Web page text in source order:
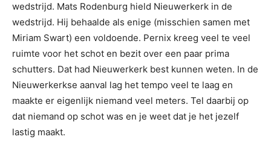
wedstrijd. Mats Rodenburg hield Nieuwerkerk in de
wedstrijd. Hij behaalde als enige (misschien samen met
Miriam Swart) een voldoende. Pernix kreeg veel te veel
ruimte voor het schot en bezit over een paar prima
schutters. Dat had Nieuwerkerk best kunnen weten. In de
Nieuwerkerkse aanval lag het tempo veel te laag en
maakte er eigenlijk niemand veel meters. Tel daarbij op
dat niemand op schot was en je weet dat je het jezelf
lastig maakt.